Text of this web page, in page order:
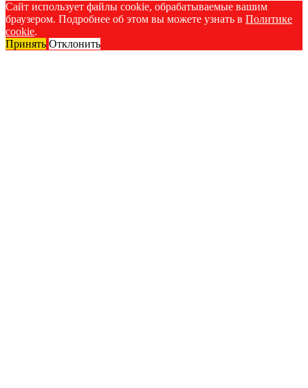
Сайт использует файлы cookie, обрабатываемые вашим
браузером. Подробнее об этом вы можете узнать в Политике
cookie.
Принять Отклонить